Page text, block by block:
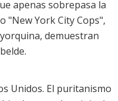
apenas sobrepasa la
"New York City Cops",
demuestran
Unidos. El puritanismo